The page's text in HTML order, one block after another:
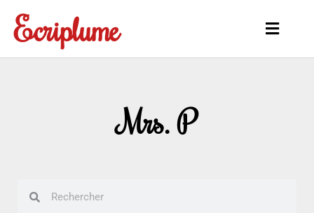
contenu
Ecriplume
Main
Mrs. P